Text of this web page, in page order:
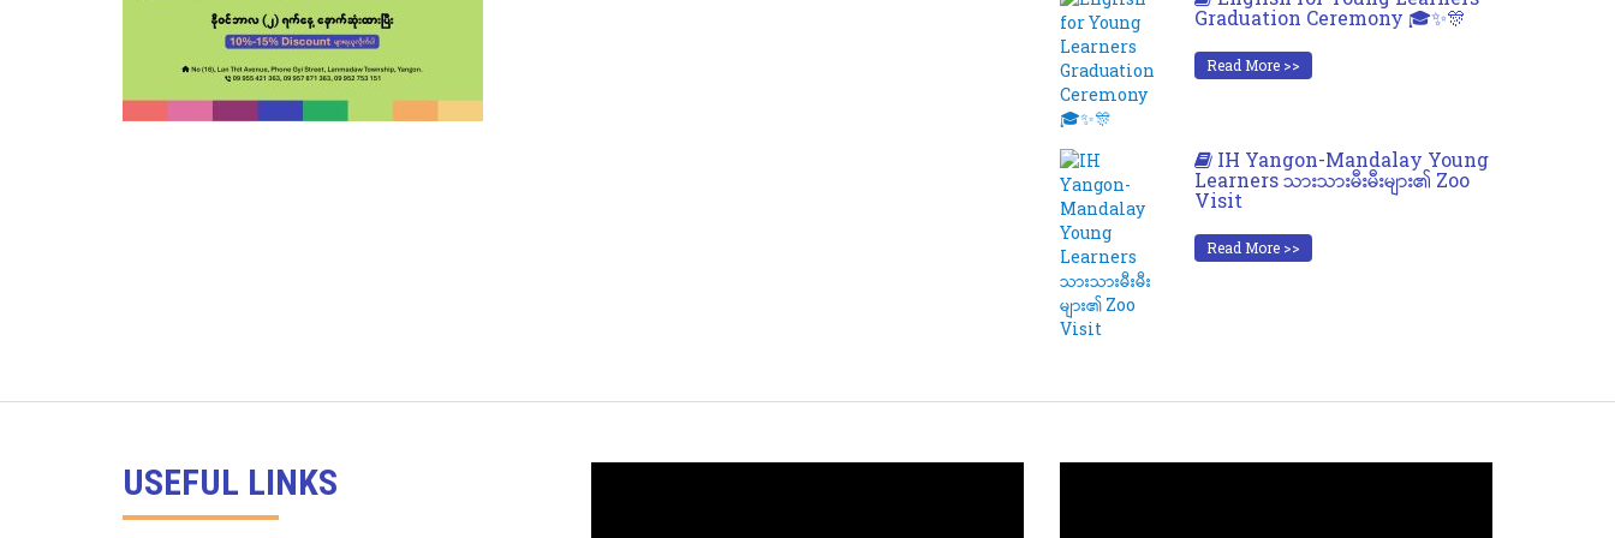
Graduation Ceremony 🎓✨🎊
Read More >>
IH Yangon-Mandalay Young
Learners သားသားမီးမီးများ၏ Zoo
Visit
Read More >>
USEFUL LINKS